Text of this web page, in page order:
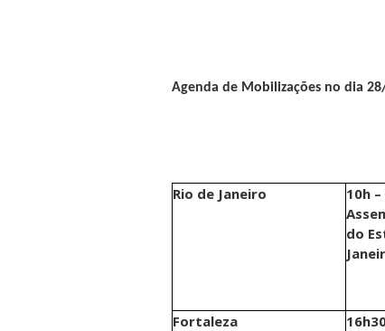
Agenda de Mobilizações no dia
Rio de Janeiro 10h
do
Fortaleza